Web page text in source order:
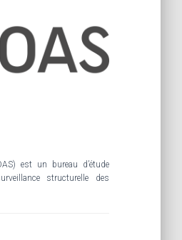
est un bureau d’étude
structurelle des